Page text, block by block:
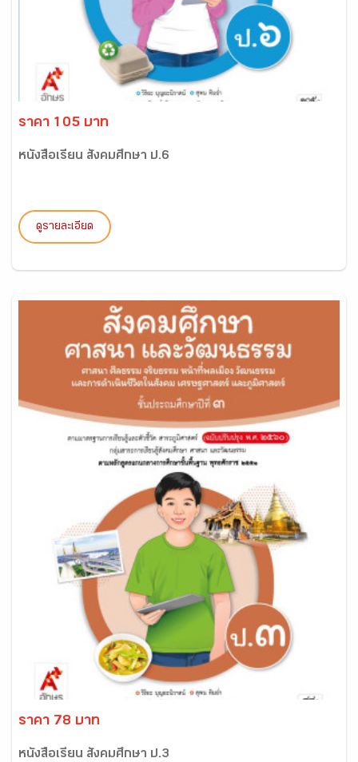
ราคา 105 บาท
หนังสือเรียน สังคมศึกษา ป.6
ดูรายละเอียด
ราคา 78 บาท
หนังสือเรียน สังคมศึกษา ป.3